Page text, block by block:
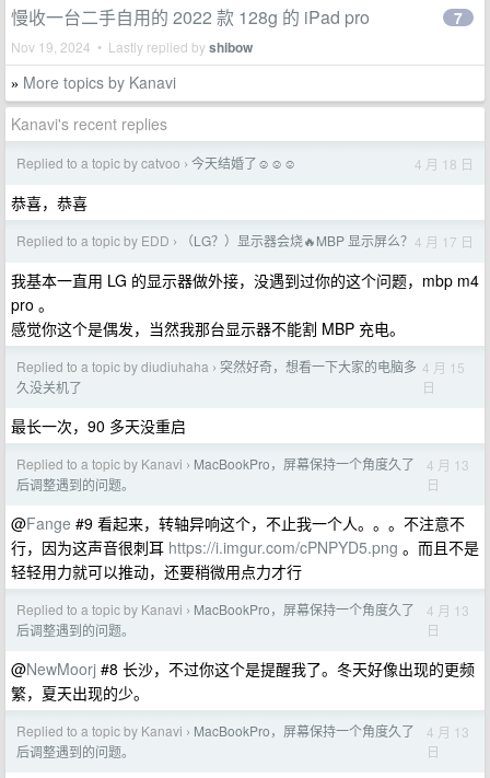
慢收一台二手自用的 2022 款 128g 的 iPad pro
Nov 19, 2024 • Lastly replied byshibow
7
» More topics by Kanavi
Kanavi's recent replies
Replied to a topic by catvoo › 今天结婚了☺️☺️☺️ 4 月 18 日
恭喜，恭喜
Replied to a topic by EDD › （LG？）显示器会烧🔥MBP 显示屏么？ 4 月 17 日
我基本一直用 LG 的显示器做外接，没遇到过你的这个问题，mbp m4
pro 。
感觉你这个是偶发，当然我那台显示器不能割 MBP 充电。
Replied to a topic by diudiuhaha › 突然好奇，想看一下大家的电脑多
久没关机了
4 月 15
日
最长一次，90 多天没重启
Replied to a topic by Kanavi › MacBookPro，屏幕保持一个角度久了
后调整遇到的问题。
4 月 13
日
@Fange #9 看起来，转轴异响这个，不止我一个人。。。不注意不
行，因为这声音很刺耳 https://i.imgur.com/cPNPYD5.png 。而且不是
轻轻用力就可以推动，还要稍微用点力才行
Replied to a topic by Kanavi › MacBookPro，屏幕保持一个角度久了
后调整遇到的问题。
4 月 13
日
@NewMoorj #8 长沙，不过你这个是提醒我了。冬天好像出现的更频
繁，夏天出现的少。
Replied to a topic by Kanavi › MacBookPro，屏幕保持一个角度久了
后调整遇到的问题。
4 月 13
日